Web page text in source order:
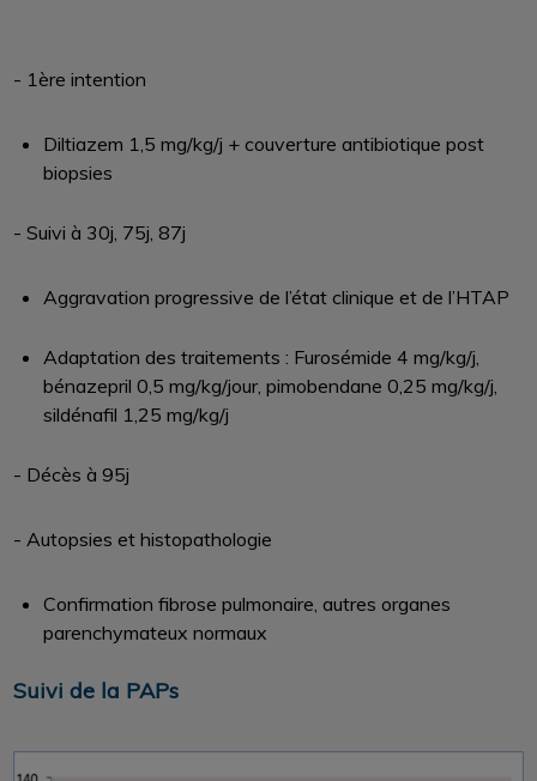
- 1ère intention
Diltiazem 1,5 mg/kg/j + couverture antibiotique post
biopsies
- Suivi à 30j, 75j, 87j
Aggravation progressive de l’état clinique et de l’HTAP
Adaptation des traitements : Furosémide 4 mg/kg/j,
bénazepril 0,5 mg/kg/jour, pimobendane 0,25 mg/kg/j,
sildénafil 1,25 mg/kg/j
- Décès à 95j
- Autopsies et histopathologie
Confirmation fibrose pulmonaire, autres organes
parenchymateux normaux
Suivi de la PAPs